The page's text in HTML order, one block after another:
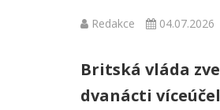
Redakce 04.07.2026
Britská vláda
dvanácti